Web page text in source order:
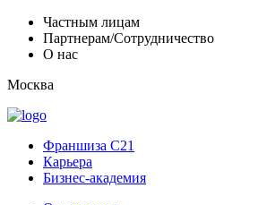
Частным лицам
Партнерам/Сотрудничество
О нас
Москва
Франшиза C21
Карьера
Бизнес-академия